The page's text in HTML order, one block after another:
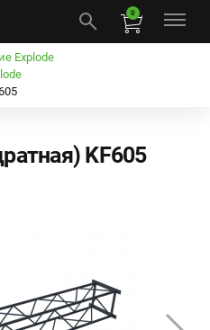
0
Explode
KF605